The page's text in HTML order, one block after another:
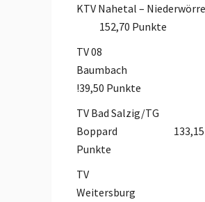
KTV Nahetal –
152,70 Punkte
TV 08
!39,50 Punkte
TV Bad Salzig/TG
Boppard 133,15
Punkte
TV